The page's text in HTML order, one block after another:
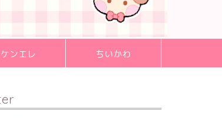
ケンエレ ちいかわ